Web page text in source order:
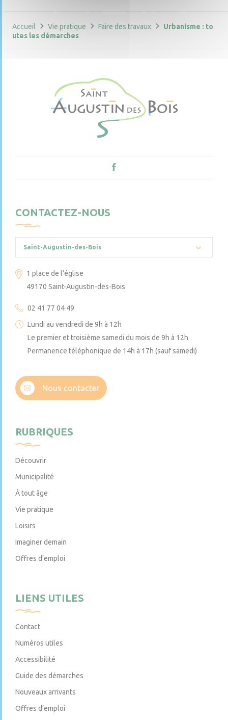
Accueil Vie pratique Faire des travaux
Urbanisme : to
utes les démarches
CONTACTEZ-NOUS
Saint-Augustin-des-Bois
1 place de l’église
49170 Saint-Augustin-des-Bois
02 41 77 04 49
Lundi au vendredi de 9h à 12h
Le premier et troisième samedi du mois de 9h à 12h
Permanence téléphonique de 14h à 17h (sauf samedi)
Nous contacter
RUBRIQUES
Découvrir
Municipalité
À tout âge
Vie pratique
Loisirs
Imaginer demain
Offres d’emploi
LIENS UTILES
Contact
Numéros utiles
Accessibilité
Guide des démarches
Nouveaux arrivants
Offres d’emploi